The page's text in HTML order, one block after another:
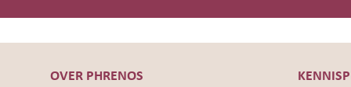
OVER PHRENOS